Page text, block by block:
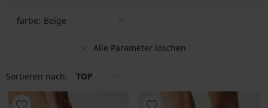
Alle Parameter löschen
farbe: Beige
Sortieren nach: TOP